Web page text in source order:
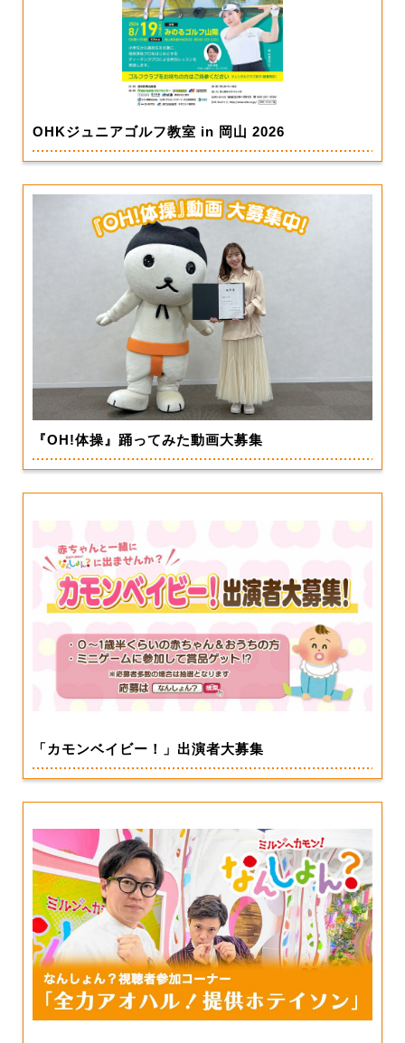
OHKジュニアゴルフ教室 in 岡山 2026
『OH!体操』踊ってみた動画大募集
「カモンベイビー！」出演者大募集